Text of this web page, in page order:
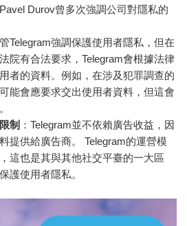
Pavel Durov曾多次強調公司對隱私的
管Telegram強調保護使用者隱私，但在
院有合法要求，Telegram會根據法律
者的資料。例如，在涉及犯罪調查的
能會應要求交出使用者資料，但這會
制 ：Telegram並不依賴廣告收益，因
提供給廣告商。 Telegram的運營模
這也是其與其他社交平臺的一大區
護使用者隱私。